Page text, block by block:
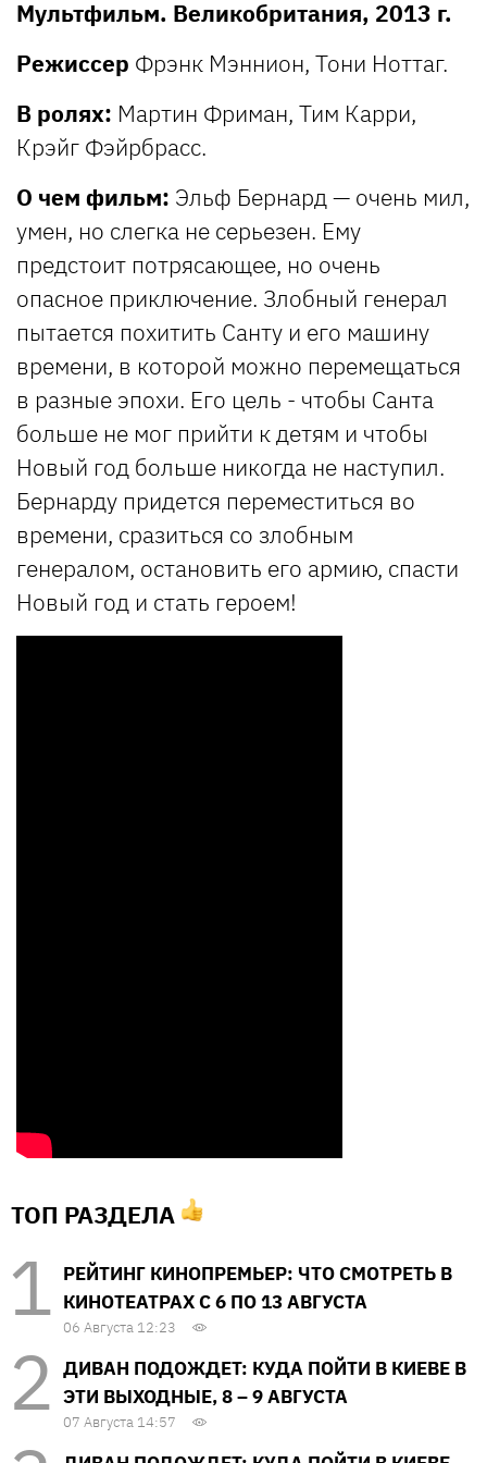
Мультфильм. Великобритания, 2013 г.
Режиссер Фрэнк Мэннион, Тони Ноттаг.
В ролях: Мартин Фриман, Тим Карри,
Крэйг Фэйрбрасс.
О чем фильм: Эльф Бернард — очень мил,
умен, но слегка не серьезен. Ему
предстоит потрясающее, но очень
опасное приключение. Злобный генерал
пытается похитить Санту и его машину
времени, в которой можно перемещаться
в разные эпохи. Его цель - чтобы Санта
больше не мог прийти к детям и чтобы
Новый год больше никогда не наступил.
Бернарду придется переместиться во
времени, сразиться со злобным
генералом, остановить его армию, спасти
Новый год и стать героем!
ТОП РАЗДЕЛА
РЕЙТИНГ КИНОПРЕМЬЕР: ЧТО СМОТРЕТЬ В
КИНОТЕАТРАХ С 6 ПО 13 АВГУСТА
06 Августа 12:23
ДИВАН ПОДОЖДЕТ: КУДА ПОЙТИ В КИЕВЕ В
ЭТИ ВЫХОДНЫЕ, 8 – 9 АВГУСТА
07 Августа 14:57